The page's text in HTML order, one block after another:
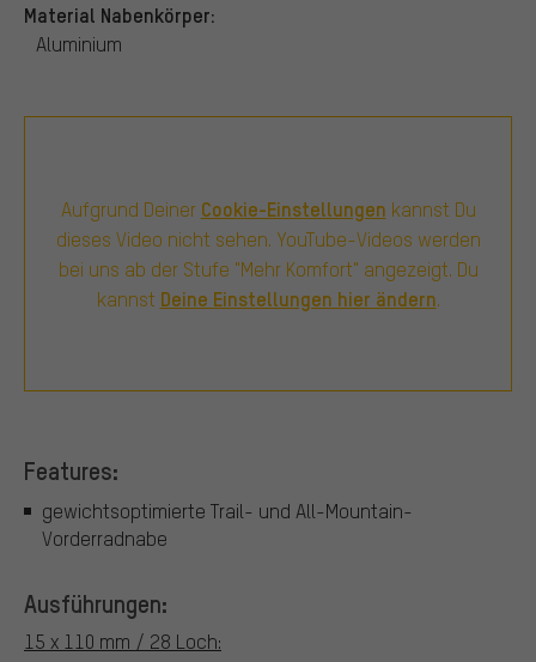
Material Nabenkörper:
Aluminium
Aufgrund Deiner Cookie-Einstellungen kannst Du
dieses Video nicht sehen. YouTube-Videos werden
bei uns ab der Stufe "Mehr Komfort" angezeigt. Du
kannst Deine Einstellungen hier ändern.
Features:
gewichtsoptimierte Trail- und All-Mountain-
Vorderradnabe
Ausführungen:
15 x 110 mm / 28 Loch: